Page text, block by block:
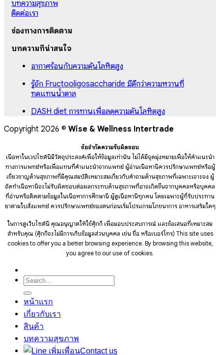
บทความสุขภาพ
ติดต่อเรา
ช่องทางการติดตาม
บทความที่น่าสนใจ
อากาศร้อนกับความดันโลหิตสูง
รู้จัก Fructooligosaccharide มีดีกว่าความหวานที่
ทดแทนน้ำตาล
DASH diet การทานเพื่อลดความดันโลหิตสูง
Copyright 2026 © Wise & Wellness Intertrade
ข้อจำกัดความรับผิดชอบ
เนื้อหาในเวปไซต์นี้มีวัตถุประสงค์เพื่อให้ข้อมูลเท่านั้น ไม่ได้มีจุดมุ่งหมายเพื่อให้คำแนะนำ
ทางการแพทย์หรือเพื่อแทนที่คำแนะนำจากแพทย์ ผู้อ่านเนื้อหานี้ควรปรึกษาแพทย์หรือผู้
เชี่ยวชาญด้านสุขภาพที่มีคุณสมบัติเหมาะสมเกี่ยวกับคำถามด้านสุขภาพที่เฉพาะเจาะจง ผู้
จัดทำเนื้อหานี้จะไม่รับผิดชอบต่อผลกระทบด้านสุขภาพที่อาจเกิดขึ้นจากบุคคลหรือบุคคล
ที่อ่านหรือติดตามข้อมูลในเนื้อหาการศึกษานี้ ผู้ดูเนื้อหานี้ทุกคน โดยเฉพาะผู้ที่รับประทาน
ยาตามใบสั่งแพทย์ ควรปรึกษาแพทย์ของตนก่อนเริ่มโปรแกรมโภชนาการ อาหารเสริมใดๆ
ในการดูเว็บไซต์นี้ คุณอนุญาตให้ใช้คุ๊กกี้ เพื่อมอบประสบการณ์ และข้อเสนอที่เหมาะสม
สำหรับคุณ (คุ๊กกี้จะไม่มีการเก็บข้อมูลส่วนบุคคล เช่น ชื่อ หรือเบอร์โทร) This site uses
cookies to offer you a better browsing experience. By browsing this website,
you agree to our use of cookies.
Search
for:
หน้าแรก
เกี่ยวกับเรา
สินค้า
บทความสุขภาพ
Contact us